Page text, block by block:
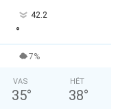
42.2
°
7%
VAS
35°
HÉT
38°